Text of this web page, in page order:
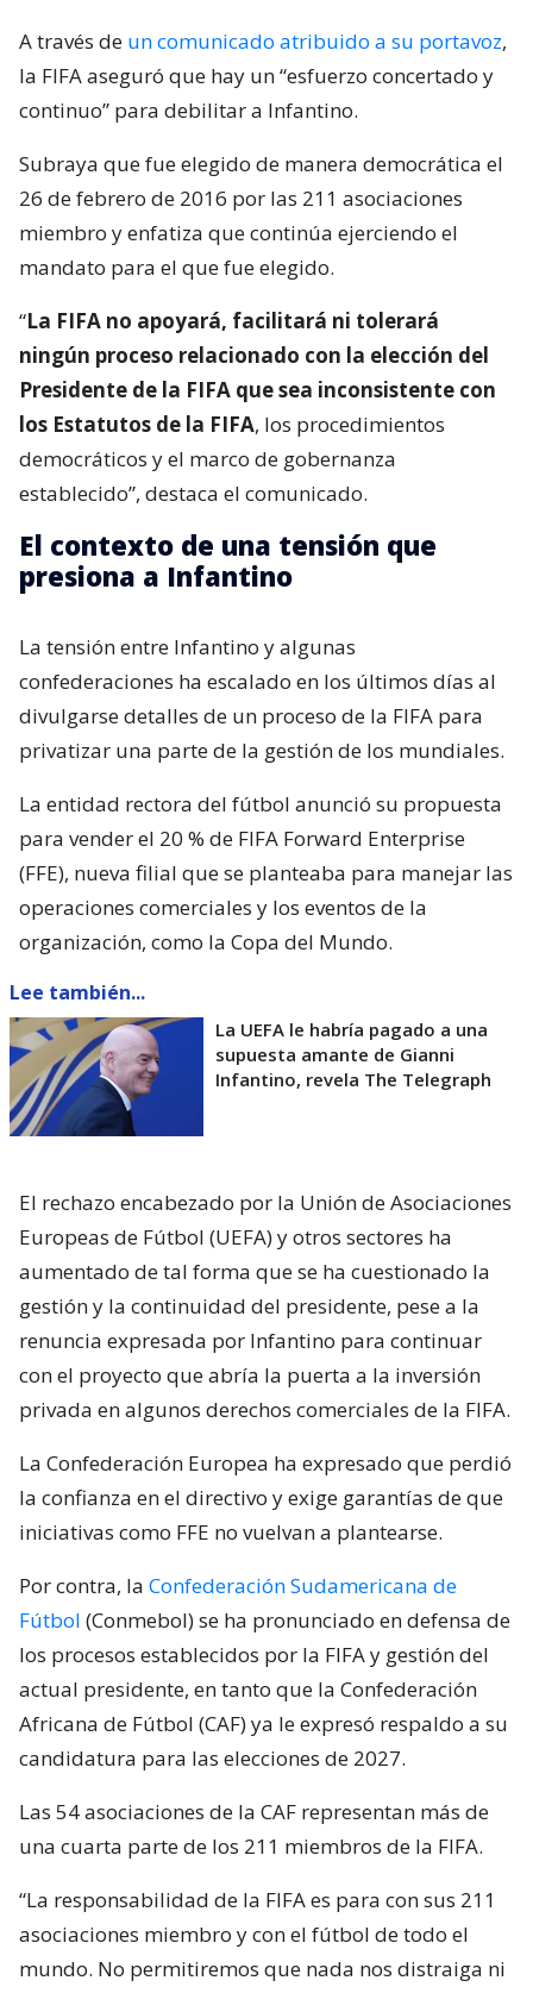
A través de un comunicado atribuido a su portavoz,
la FIFA aseguró que hay un “esfuerzo concertado y
continuo” para debilitar a Infantino.
Subraya que fue elegido de manera democrática el
26 de febrero de 2016 por las 211 asociaciones
miembro y enfatiza que continúa ejerciendo el
mandato para el que fue elegido.
“La FIFA no apoyará, facilitará ni tolerará
ningún proceso relacionado con la elección del
Presidente de la FIFA que sea inconsistente con
los Estatutos de la FIFA, los procedimientos
democráticos y el marco de gobernanza
establecido”, destaca el comunicado.
El contexto de una tensión que
presiona a Infantino
La tensión entre Infantino y algunas
confederaciones ha escalado en los últimos días al
divulgarse detalles de un proceso de la FIFA para
privatizar una parte de la gestión de los mundiales.
La entidad rectora del fútbol anunció su propuesta
para vender el 20 % de FIFA Forward Enterprise
(FFE), nueva filial que se planteaba para manejar las
operaciones comerciales y los eventos de la
organización, como la Copa del Mundo.
Lee también...
La UEFA le habría pagado a una
supuesta amante de Gianni
Infantino, revela The Telegraph
El rechazo encabezado por la Unión de Asociaciones
Europeas de Fútbol (UEFA) y otros sectores ha
aumentado de tal forma que se ha cuestionado la
gestión y la continuidad del presidente, pese a la
renuncia expresada por Infantino para continuar
con el proyecto que abría la puerta a la inversión
privada en algunos derechos comerciales de la FIFA.
La Confederación Europea ha expresado que perdió
la confianza en el directivo y exige garantías de que
iniciativas como FFE no vuelvan a plantearse.
Por contra, la Confederación Sudamericana de
Fútbol (Conmebol) se ha pronunciado en defensa de
los procesos establecidos por la FIFA y gestión del
actual presidente, en tanto que la Confederación
Africana de Fútbol (CAF) ya le expresó respaldo a su
candidatura para las elecciones de 2027.
Las 54 asociaciones de la CAF representan más de
una cuarta parte de los 211 miembros de la FIFA.
“La responsabilidad de la FIFA es para con sus 211
asociaciones miembro y con el fútbol de todo el
mundo. No permitiremos que nada nos distraiga ni